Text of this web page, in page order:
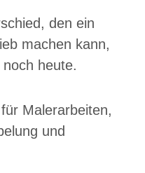
den ein
machen kann,
heute.
Malerarbeiten,
und